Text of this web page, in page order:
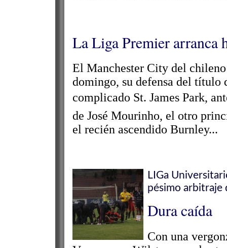
La Liga Premier arranca
El Manchester City del
domingo, su defensa del título
complicado St. James Park,
de José Mourinho, el otro
el recién ascendido Burnley...
LIGa
pésimo arbitraje
Dura caída
Con una